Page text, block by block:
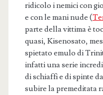
ridicolo i nemici con
e con le mani nude (
parte della vittima è
quasi, Kisenosato,
spietato emulo di
infatti una serie
di schiaffi e di spinte
subire la premeditata